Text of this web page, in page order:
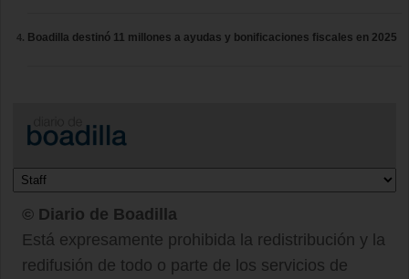
Boadilla destinó 11 millones a ayudas y bonificaciones fiscales en 2025
© Diario de Boadilla
Está expresamente prohibida la redistribución y la
redifusión de todo o parte de los servicios de